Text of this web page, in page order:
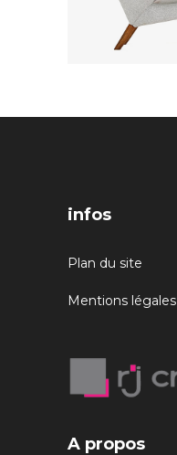
infos
Plan du site
Mentions légales
A propos